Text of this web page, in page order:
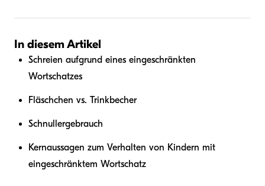
In diesem Artikel
Schreien aufgrund eines eingeschränkten
Wortschatzes
Fläschchen vs. Trinkbecher
Schnullergebrauch
Kernaussagen zum Verhalten von Kindern mit
eingeschränktem Wortschatz